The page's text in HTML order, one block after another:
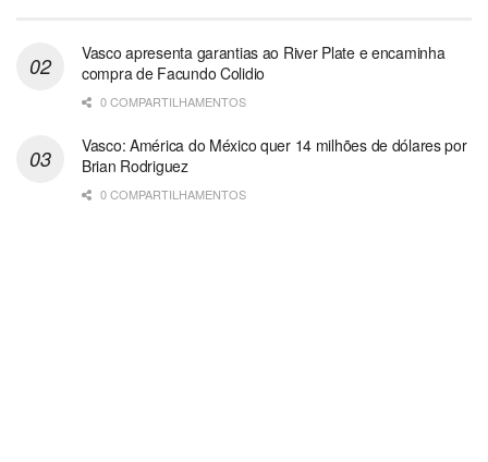
Vasco apresenta garantias ao River Plate e encaminha
compra de Facundo Colidio
0 COMPARTILHAMENTOS
Vasco: América do México quer 14 milhões de dólares por
Brian Rodriguez
0 COMPARTILHAMENTOS